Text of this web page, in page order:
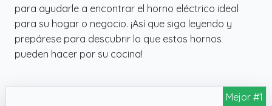
para ayudarle a encontrar el horno eléctrico ideal
para su hogar o negocio. ¡Así que siga leyendo y
prepárese para descubrir lo que estos hornos
pueden hacer por su cocina!
Mejor #1